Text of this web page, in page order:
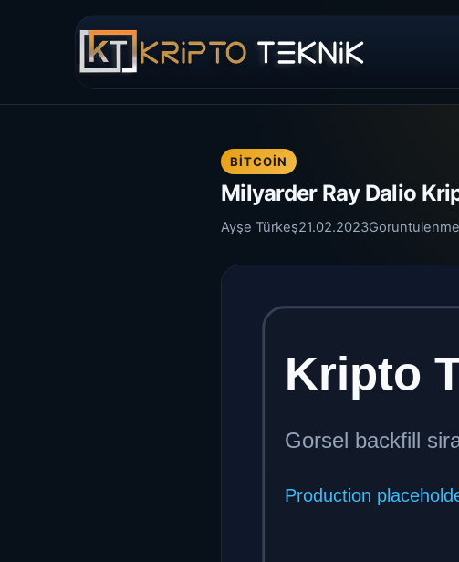
BITCOIN
Milyarder Ray Dalio
Ayşe Türkeş21.02.2023